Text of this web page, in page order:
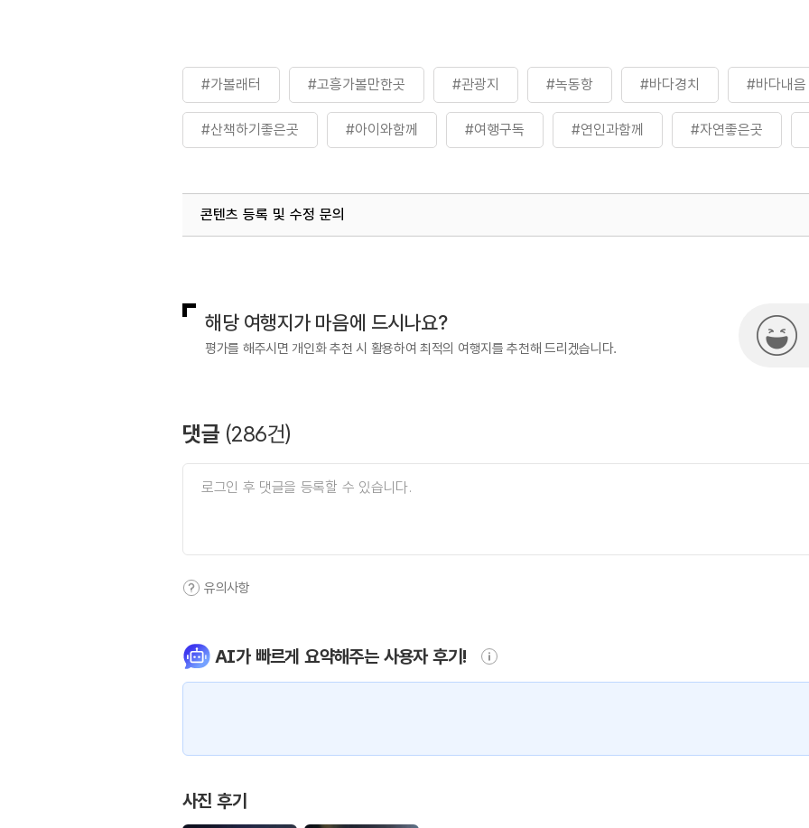
#가볼래터 #고흥가볼만한곳 #관광지 #녹동항 #바다경치 #바다내음
#산책하기좋은곳 #아이와함께 #여행구독 #연인과함께 #자연좋은곳
콘텐츠 등록 및 수정 문의
해당 여행지가 마음에 드시나요?
평가를 해주시면 개인화 추천 시 활용하여 최적의 여행지를 추천해 드리겠습니다.
댓글 (286건)
유의사항
AI가 빠르게 요약해주는 사용자 후기!
사진 후기